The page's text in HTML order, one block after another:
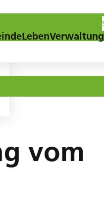
LebenVerwaltung
vom